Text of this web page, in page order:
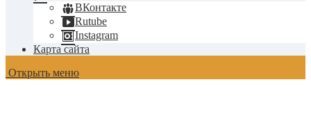
ВКонтакте
Rutube
Instagram
Карта сайта
Открыть меню